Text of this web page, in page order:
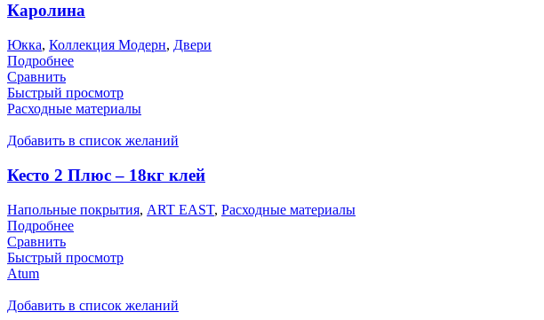
Каролина
Юкка, Коллекция Модерн, Двери
Подробнее
Сравнить
Быстрый просмотр
Расходные материалы
Добавить в список желаний
Кесто 2 Плюс – 18кг клей
Напольные покрытия, ART EAST, Расходные материалы
Подробнее
Сравнить
Быстрый просмотр
Atum
Добавить в список желаний